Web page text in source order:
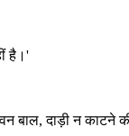
है।'
दाड़ी न काटने